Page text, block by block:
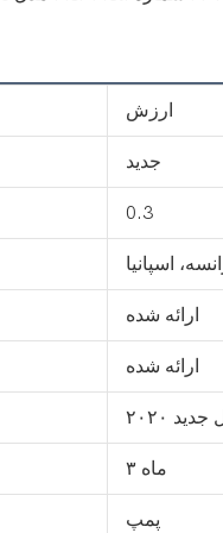
ارزش
جدید
0.3
اسپانیا
ارائه شده
ارائه شده
۲۰۲۰
۳ ماه
پمپ